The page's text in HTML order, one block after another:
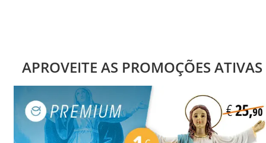
APROVEITE AS PROMOÇÕES ATIVAS